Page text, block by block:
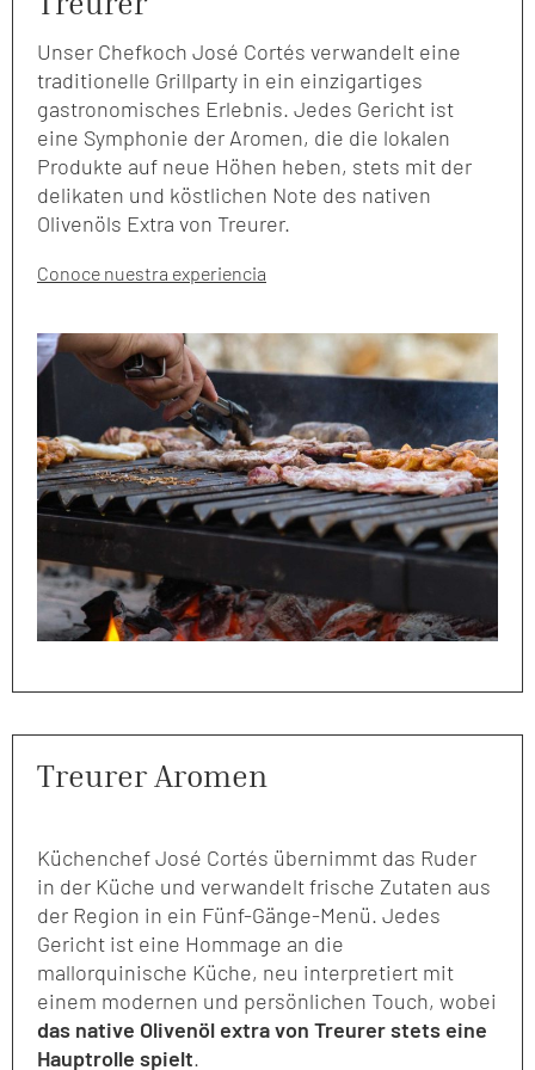
Unser Chefkoch José Cortés verwandelt eine
traditionelle Grillparty in ein einzigartiges
gastronomisches Erlebnis. Jedes Gericht ist
eine Symphonie der Aromen, die die lokalen
Produkte auf neue Höhen heben, stets mit der
delikaten und köstlichen Note des nativen
Olivenöls Extra von Treurer.
Conoce nuestra experiencia
Treurer Aromen
Küchenchef José Cortés übernimmt das Ruder
in der Küche und verwandelt frische Zutaten aus
der Region in ein Fünf-Gänge-Menü. Jedes
Gericht ist eine Hommage an die
mallorquinische Küche, neu interpretiert mit
einem modernen und persönlichen Touch, wobei
das native Olivenöl extra von Treurer stets eine
Hauptrolle spielt.